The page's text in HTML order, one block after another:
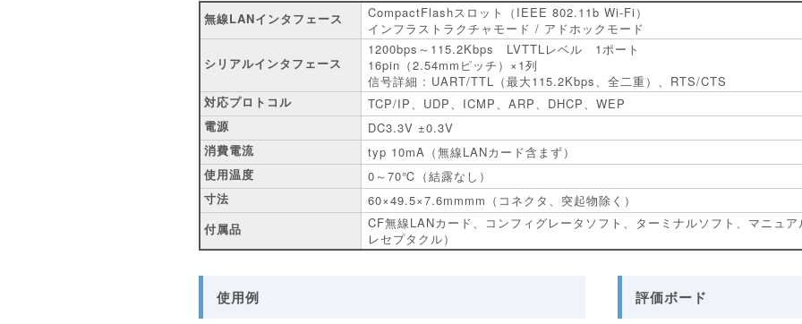
無線LANインタフェース
CompactFlashスロット（IEEE 802.11b Wi-Fi）
インフラストラクチャモード / アドホックモード
シリアルインタフェース
1200bps～115.2Kbps LVTTLレベル 1ポート
16pin（2.54mmピッチ）×1列
信号詳細 : UART/TTL（最大115.2Kbps、全二重）、RTS/CTS
対応プロトコル
TCP/IP、UDP、ICMP、ARP、DHCP、WEP
電源
DC3.3V ±0.3V
消費電流
typ 10mA（無線LANカード含まず）
使用温度
0～70℃（結露なし）
寸法
60×49.5×7.6mmmm（コネクタ、突起物除く）
付属品
CF無線LANカード、コンフィグレータソフト、ターミナルソフト、マニュ
レセプタクル）
使用例 評価ボード